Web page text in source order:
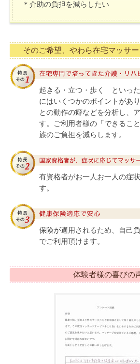
＊介助の負担を減らしたい
そのご希望、やわら在宅マッサー
起きる・立つ・歩く といっ
にはいくつかのポイントがあ
との動作の癖などを分析し、
す。ご利用者様の「できるこ
族のご負担を減らします。
有資格者がお一人お一人の症
す。
保険が適用されるため、自己
でご利用頂けます。
体験者様の喜びの